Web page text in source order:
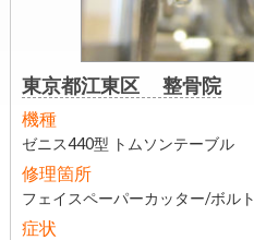
東京都江東区 整骨院
機種
ゼニス440型 トムソンテーブル
修理箇所
フェイスペーパーカッター/ボルト
症状